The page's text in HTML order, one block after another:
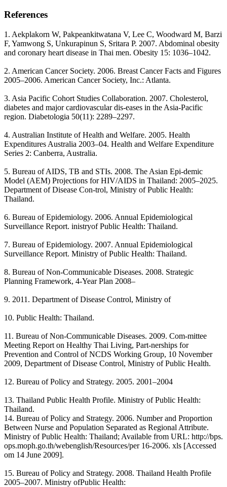
References
1. Aekplakorn W, Pakpeankitwatana V, Lee C, Woodward M, Barzi
F, Yamwong S, Unkurapinun S, Sritara P. 2007. Abdominal obesity
and coronary heart disease in Thai men. Obesity 15: 1036–1042.
2. American Cancer Society. 2006. Breast Cancer Facts and Figures
2005–2006. American Cancer Society, Inc.: Atlanta.
3. Asia Pacific Cohort Studies Collaboration. 2007. Cholesterol,
diabetes and major cardiovascular dis-eases in the Asia-Pacific
region. Diabetologia 50(11): 2289–2297.
4. Australian Institute of Health and Welfare. 2005. Health
Expenditures Australia 2003–04. Health and Welfare Expenditure
Series 2: Canberra, Australia.
5. Bureau of AIDS, TB and STIs. 2008. The Asian Epi-demic
Model (AEM) Projections for HIV/AIDS in Thailand: 2005–2025.
Department of Disease Con-trol, Ministry of Public Health:
Thailand.
6. Bureau of Epidemiology. 2006. Annual Epidemiological
Surveillance Report. inistryof Public Health: Thailand.
7. Bureau of Epidemiology. 2007. Annual Epidemiological
Surveillance Report. Ministry of Public Health: Thailand.
8. Bureau of Non-Communicable Diseases. 2008. Strategic
Planning Framework, 4-Year Plan 2008–
9. 2011. Department of Disease Control, Ministry of
10. Public Health: Thailand.
11. Bureau of Non-Communicable Diseases. 2009. Com-mittee
Meeting Report on Healthy Thai Living, Part-nerships for
Prevention and Control of NCDS Working Group, 10 November
2009, Department of Disease Control, Ministry of Public Health.
12. Bureau of Policy and Strategy. 2005. 2001–2004
13. Thailand Public Health Profile. Ministry of Public Health:
Thailand.
14. Bureau of Policy and Strategy. 2006. Number and Proportion
Between Nurse and Population Separated as Regional Attribute.
Ministry of Public Health: Thailand; Available from URL: http://bps.
ops.moph.go.th/webenglish/Resources/per 16-2006. xls [Accessed
om 14 June 2009].
15. Bureau of Policy and Strategy. 2008. Thailand Health Profile
2005–2007. Ministry ofPublic Health: